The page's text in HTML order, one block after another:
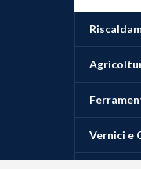
Vernici e